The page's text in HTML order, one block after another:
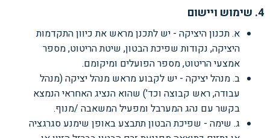
4. שימוש ויישום
א. תכנון היציקה - יש לתכנן מראש את כיוון התקדמות
היציקה, נקודות שפיכת הבטון, שיטת הריטוט, מספר
אמצעי הריטוט, מספר הפועלים ומיקומם.
ב. מנהל יציקה - יש לקבוע מראש מנהל יציקה (מנהל
עבודה, ראש קבוצה וכד') שהוא הנציג האחראי הנמצא
בקשר עם נהג המערבל ומפעיל המשאבה /מנוף.
ג. שימה - שפיכת הבטון תתבצע באופן שימנע סגרגציה